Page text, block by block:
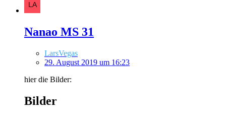
Nanao MS 31
LarsVegas
29. August 2019 um 16:23
hier die Bilder:
Bilder